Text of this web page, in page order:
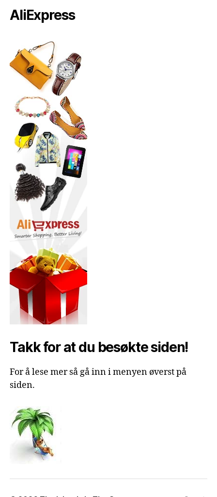
AliExpress
Takk for at du besøkte siden!
For å lese mer så gå inn i menyen øverst på
siden.